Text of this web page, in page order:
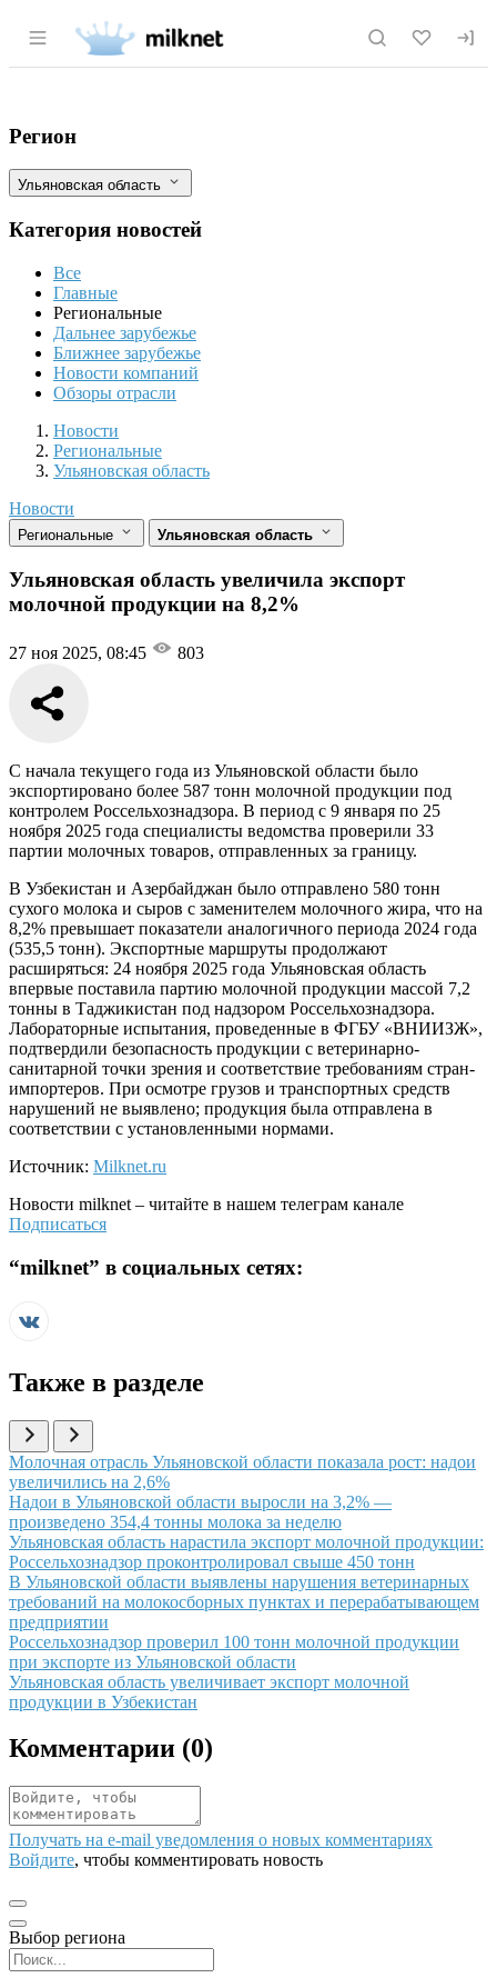
Раздел навигации по сайту milknet.ru
Ульяновская область увеличила
Фильтры
Регион
Ульяновская область
Категория новостей
Все
Главные
Региональные
Дальнее зарубежье
Ближнее зарубежье
Новости компаний
Обзоры отрасли
Новости
Разделы
Новости
Региональные
Ульяновская область
Новости
Региональные Ульяновская область
Ульяновская область увеличила экспорт
молочной продукции на 8,2%
27 ноя 2025, 08:45 803
С начала текущего года из Ульяновской области было
экспортировано более 587 тонн молочной продукции под
контролем Россельхознадзора. В период с 9 января по 25
ноября 2025 года специалисты ведомства проверили 33
партии молочных товаров, отправленных за границу.
В Узбекистан и Азербайджан было отправлено 580 тонн
сухого молока и сыров с заменителем молочного жира, что на
8,2% превышает показатели аналогичного периода 2024 года
(535,5 тонн). Экспортные маршруты продолжают
расширяться: 24 ноября 2025 года Ульяновская область
впервые поставила партию молочной продукции массой 7,2
тонны в Таджикистан под надзором Россельхознадзора.
Лабораторные испытания, проведенные в ФГБУ «ВНИИЗЖ»,
подтвердили безопасность продукции с ветеринарно-
санитарной точки зрения и соответствие требованиям стран-
импортеров. При осмотре грузов и транспортных средств
нарушений не выявлено; продукция была отправлена в
соответствии с установленными нормами.
Источник: Milknet.ru
Новости milknet – читайте в нашем телеграм канале
Подписаться
“milknet” в социальных сетях:
Также в разделе
Иллюстрация новости
Молочная отрасль Ульяновской области показала рост: надои
увеличились на 2,6%
Иллюстрация новости
Надои в Ульяновской области выросли на 3,2% —
произведено 354,4 тонны молока за неделю
Иллюстрация новости
Ульяновская область нарастила экспорт молочной продукции:
Россельхознадзор проконтролировал свыше 450 тонн
Иллюстрация новости
В Ульяновской области выявлены нарушения ветеринарных
требований на молокосборных пунктах и перерабатывающем
предприятии
Иллюстрация новости
Россельхознадзор проверил 100 тонн молочной продукции
при экспорте из Ульяновской области
Иллюстрация новости
Ульяновская область увеличивает экспорт молочной
продукции в Узбекистан
Комментарии (0)
Получать на e‑mail уведомления о новых комментариях
Войдите, чтобы комментировать новость
Выбор региона